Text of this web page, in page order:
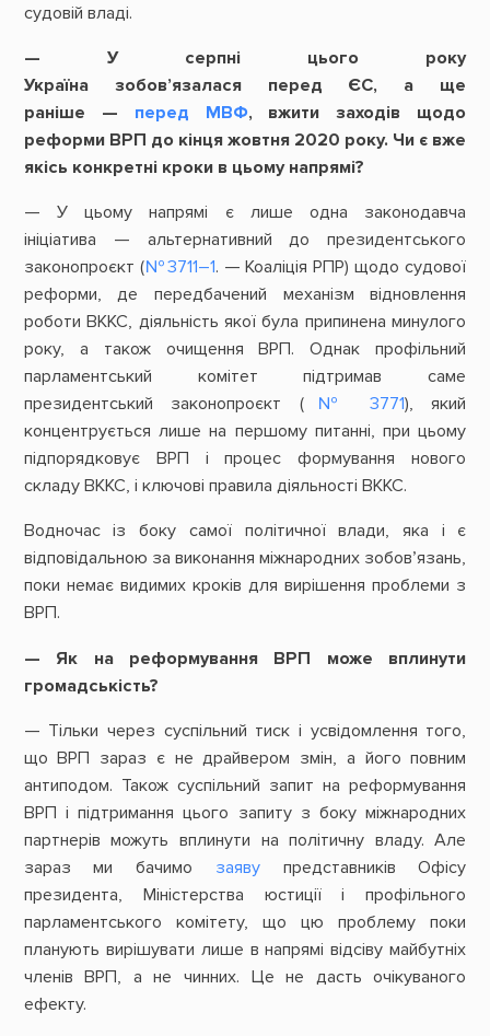
судовій владі.
— У серпні цього року
Україна зобов’язалася перед ЄС, а ще
раніше — перед МВФ, вжити заходів щодо
реформи ВРП до кінця жовтня 2020 року. Чи є вже
якісь конкретні кроки в цьому напрямі?
— У цьому напрямі є лише одна законодавча
ініціатива — альтернативний до президентського
законопроєкт (№ 3711–1. — Коаліція РПР) щодо судової
реформи, де передбачений механізм відновлення
роботи ВККС, діяльність якої була припинена минулого
року, а також очищення ВРП. Однак профільний
парламентський комітет підтримав саме
президентський законопроєкт (№ 3771), який
концентрується лише на першому питанні, при цьому
підпорядковує ВРП і процес формування нового
складу ВККС, і ключові правила діяльності ВККС.
Водночас із боку самої політичної влади, яка і є
відповідальною за виконання міжнародних зобов’язань,
поки немає видимих кроків для вирішення проблеми з
ВРП.
— Як на реформування ВРП може вплинути
громадськість?
— Тільки через суспільний тиск і усвідомлення того,
що ВРП зараз є не драйвером змін, а його повним
антиподом. Також суспільний запит на реформування
ВРП і підтримання цього запиту з боку міжнародних
партнерів можуть вплинути на політичну владу. Але
зараз ми бачимо заявупредставників Офісу
президента, Міністерства юстиції і профільного
парламентського комітету, що цю проблему поки
планують вирішувати лише в напрямі відсіву майбутніх
членів ВРП, а не чинних. Це не дасть очікуваного
ефекту.